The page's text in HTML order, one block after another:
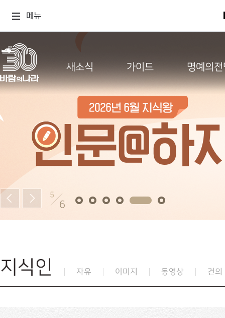
메뉴
새소식 가이드 명예의
5
6
지식인 자유 이미지 동영상 건의